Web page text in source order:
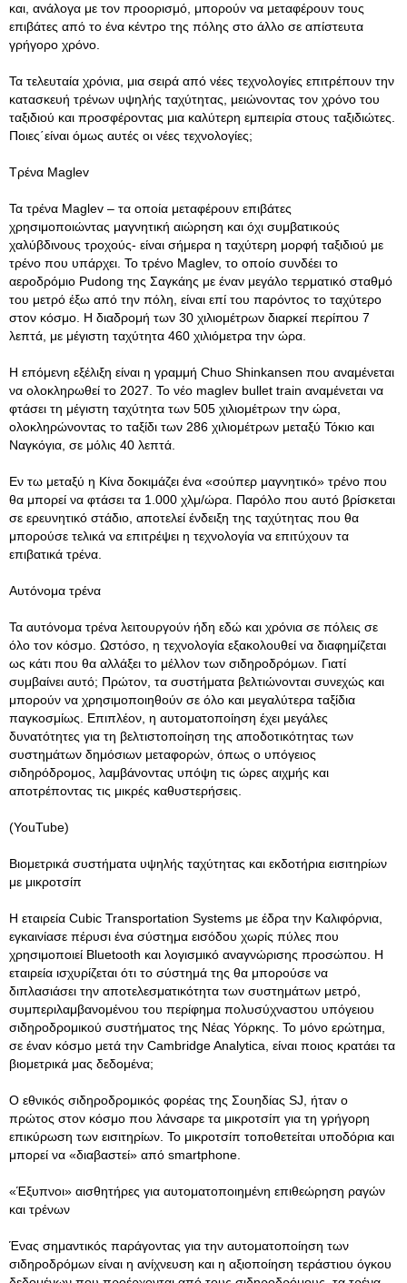
και, ανάλογα με τον προορισμό, μπορούν να μεταφέρουν τους
επιβάτες από το ένα κέντρο της πόλης στο άλλο σε απίστευτα
γρήγορο χρόνο.
Τα τελευταία χρόνια, μια σειρά από νέες τεχνολογίες επιτρέπουν την
κατασκευή τρένων υψηλής ταχύτητας, μειώνοντας τον χρόνο του
ταξιδιού και προσφέροντας μια καλύτερη εμπειρία στους ταξιδιώτες.
Ποιες΄είναι όμως αυτές οι νέες τεχνολογίες;
Τρένα Maglev
Τα τρένα Maglev – τα οποία μεταφέρουν επιβάτες
χρησιμοποιώντας μαγνητική αιώρηση και όχι συμβατικούς
χαλύβδινους τροχούς- είναι σήμερα η ταχύτερη μορφή ταξιδιού με
τρένο που υπάρχει. Το τρένο Maglev, το οποίο συνδέει το
αεροδρόμιο Pudong της Σαγκάης με έναν μεγάλο τερματικό σταθμό
του μετρό έξω από την πόλη, είναι επί του παρόντος το ταχύτερο
στον κόσμο. Η διαδρομή των 30 χιλιομέτρων διαρκεί περίπου 7
λεπτά, με μέγιστη ταχύτητα 460 χιλιόμετρα την ώρα.
Η επόμενη εξέλιξη είναι η γραμμή Chuo Shinkansen που αναμένεται
να ολοκληρωθεί το 2027. Το νέο maglev bullet train αναμένεται να
φτάσει τη μέγιστη ταχύτητα των 505 χιλιομέτρων την ώρα,
ολοκληρώνοντας το ταξίδι των 286 χιλιομέτρων μεταξύ Τόκιο και
Ναγκόγια, σε μόλις 40 λεπτά.
Εν τω μεταξύ η Κίνα δοκιμάζει ένα «σούπερ μαγνητικό» τρένο που
θα μπορεί να φτάσει τα 1.000 χλμ/ώρα. Παρόλο που αυτό βρίσκεται
σε ερευνητικό στάδιο, αποτελεί ένδειξη της ταχύτητας που θα
μπορούσε τελικά να επιτρέψει η τεχνολογία να επιτύχουν τα
επιβατικά τρένα.
Αυτόνομα τρένα
Τα αυτόνομα τρένα λειτουργούν ήδη εδώ και χρόνια σε πόλεις σε
όλο τον κόσμο. Ωστόσο, η τεχνολογία εξακολουθεί να διαφημίζεται
ως κάτι που θα αλλάξει το μέλλον των σιδηροδρόμων. Γιατί
συμβαίνει αυτό; Πρώτον, τα συστήματα βελτιώνονται συνεχώς και
μπορούν να χρησιμοποιηθούν σε όλο και μεγαλύτερα ταξίδια
παγκοσμίως. Επιπλέον, η αυτοματοποίηση έχει μεγάλες
δυνατότητες για τη βελτιστοποίηση της αποδοτικότητας των
συστημάτων δημόσιων μεταφορών, όπως ο υπόγειος
σιδηρόδρομος, λαμβάνοντας υπόψη τις ώρες αιχμής και
αποτρέποντας τις μικρές καθυστερήσεις.
(YouTube)
Βιομετρικά συστήματα υψηλής ταχύτητας και εκδοτήρια εισιτηρίων
με μικροτσίπ
Η εταιρεία Cubic Transportation Systems με έδρα την Καλιφόρνια,
εγκαινίασε πέρυσι ένα σύστημα εισόδου χωρίς πύλες που
χρησιμοποιεί Bluetooth και λογισμικό αναγνώρισης προσώπου. Η
εταιρεία ισχυρίζεται ότι το σύστημά της θα μπορούσε να
διπλασιάσει την αποτελεσματικότητα των συστημάτων μετρό,
συμπεριλαμβανομένου του περίφημα πολυσύχναστου υπόγειου
σιδηροδρομικού συστήματος της Νέας Υόρκης. Το μόνο ερώτημα,
σε έναν κόσμο μετά την Cambridge Analytica, είναι ποιος κρατάει τα
βιομετρικά μας δεδομένα;
Ο εθνικός σιδηροδρομικός φορέας της Σουηδίας SJ, ήταν ο
πρώτος στον κόσμο που λάνσαρε τα μικροτσίπ για τη γρήγορη
επικύρωση των εισιτηρίων. Το μικροτσίπ τοποθετείται υποδόρια και
μπορεί να «διαβαστεί» από smartphone.
«Έξυπνοι» αισθητήρες για αυτοματοποιημένη επιθεώρηση ραγών
και τρένων
Ένας σημαντικός παράγοντας για την αυτοματοποίηση των
σιδηροδρόμων είναι η ανίχνευση και η αξιοποίηση τεράστιου όγκου